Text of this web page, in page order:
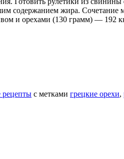
содержанием жира. Сочетание
и орехами (130 грамм) — 192
с метками грецкие орехи,